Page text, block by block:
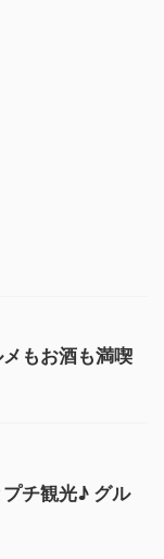
もお酒も満喫
チ観光♪ グル